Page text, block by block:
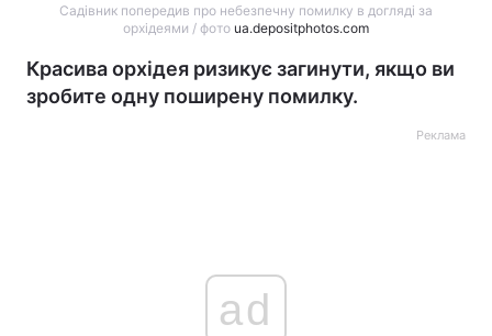
Садівник попередив про небезпечну помилку в догляді за
орхідеями / фото ua.depositphotos.com
Красива орхідея ризикує загинути, якщо ви
зробите одну поширену помилку.
Реклама
ad